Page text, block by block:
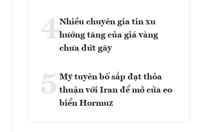
4Nhiều chuyên gia tin xu
hướng tăng của giá vàng
chưa đứt gãy
5 Mỹ tuyên bố sắp đạt thỏa
thuận với Iran để mở cửa eo
biển Hormuz